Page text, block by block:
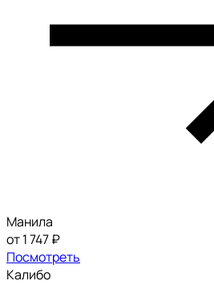
Манила
от 1 747 ₽
Посмотреть
Калибо